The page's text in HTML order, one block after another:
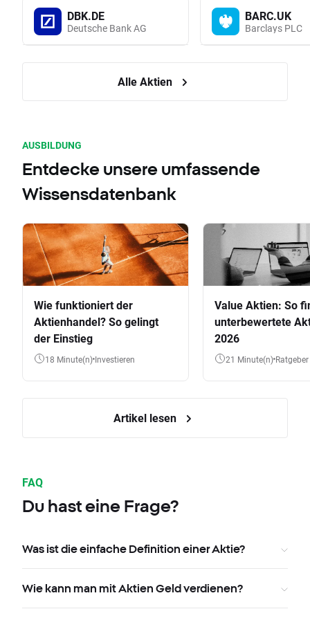
DBK.DE
Deutsche Bank AG
BARC.UK
Barclays PLC
Alle Aktien
AUSBILDUNG
Entdecke unsere umfassende
Wissensdatenbank
Wie funktioniert der
Aktienhandel? So gelingt
der Einstieg
18 Minute(n) Investieren
Value Aktien: So
unterbewertete
2026
21 Minute(n) Ratgeber
Artikel lesen
FAQ
Du hast eine Frage?
Was ist die einfache Definition einer Aktie?
Wie kann man mit Aktien Geld verdienen?